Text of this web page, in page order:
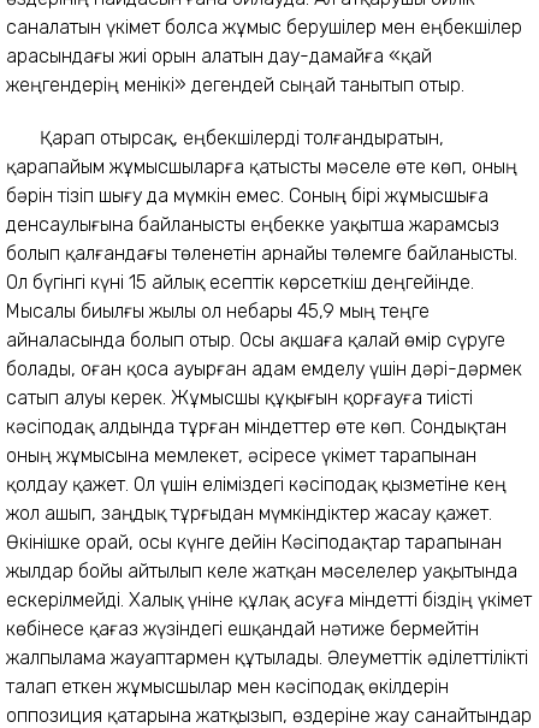
саналатын үкімет болса жұмыс берушілер мен еңбекшілер
арасындағы жиі орын алатын дау-дамайға «қай
жеңгендерің менікі» дегендей сыңай танытып отыр.
Қарап отырсақ, еңбекшілерді толғандыратын,
қарапайым жұмысшыларға қатысты мәселе өте көп, оның
бәрін тізіп шығу да мүмкін емес. Соның бірі жұмысшыға
денсаулығына байланысты еңбекке уақытша жарамсыз
болып қалғандағы төленетін арнайы төлемге байланысты.
Ол бүгінгі күні 15 айлық есептік көрсеткіш деңгейінде.
Мысалы биылғы жылы ол небары 45,9 мың теңге
айналасында болып отыр. Осы ақшаға қалай өмір сүруге
болады, оған қоса ауырған адам емделу үшін дәрі-дәрмек
сатып алуы керек. Жұмысшы құқығын қорғауға тиісті
кәсіподақ алдында тұрған міндеттер өте көп. Сондықтан
оның жұмысына мемлекет, әсіресе үкімет тарапынан
қолдау қажет. Ол үшін еліміздегі кәсіподақ қызметіне кең
жол ашып, заңдық тұрғыдан мүмкіндіктер жасау қажет.
Өкінішке орай, осы күнге дейін Кәсіподақтар тарапынан
жылдар бойы айтылып келе жатқан мәселелер уақытында
ескерілмейді. Халық үніне құлақ асуға міндетті біздің үкімет
көбінесе қағаз жүзіндегі ешқандай нәтиже бермейтін
жалпылама жауаптармен құтылады. Әлеуметтік әділеттілікті
талап еткен жұмысшылар мен кәсіподақ өкілдерін
оппозиция қатарына жатқызып, өздеріне жау санайтындар